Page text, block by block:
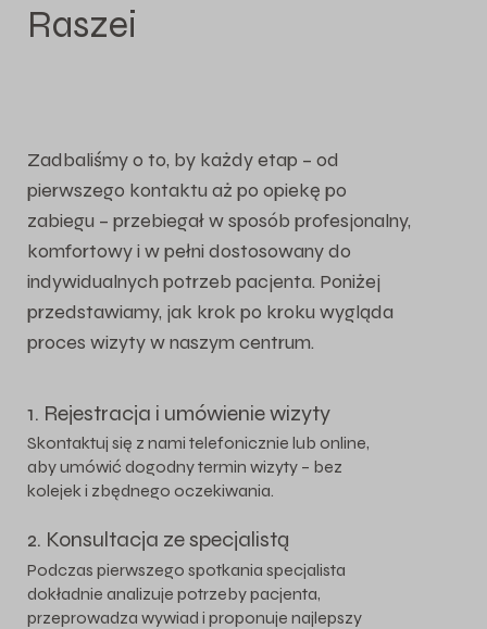
Raszei
Zadbaliśmy o to, by każdy etap – od
pierwszego kontaktu aż po opiekę po
zabiegu – przebiegał w sposób profesjonalny,
komfortowy i w pełni dostosowany do
indywidualnych potrzeb pacjenta. Poniżej
przedstawiamy, jak krok po kroku wygląda
proces wizyty w naszym centrum.
1. Rejestracja i umówienie wizyty
Skontaktuj się z nami telefonicznie lub online,
aby umówić dogodny termin wizyty – bez
kolejek i zbędnego oczekiwania.
2. Konsultacja ze specjalistą
Podczas pierwszego spotkania specjalista
dokładnie analizuje potrzeby pacjenta,
przeprowadza wywiad i proponuje najlepszy